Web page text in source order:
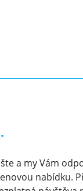
a my Vám
nabídku.